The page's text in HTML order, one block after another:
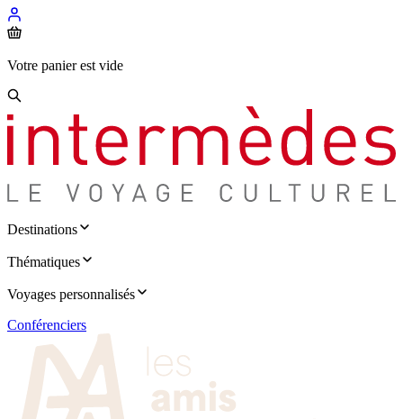
Votre panier est vide
Destinations
Thématiques
Voyages personnalisés
Conférenciers